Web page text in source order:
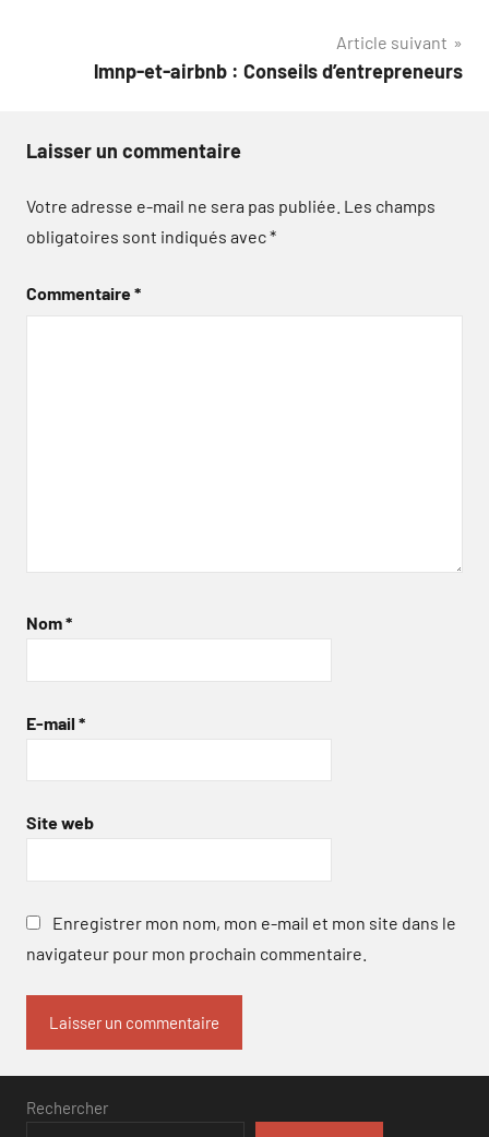
Article suivant
lmnp-et-airbnb : Conseils d’entrepreneurs
Laisser un commentaire
Votre adresse e-mail ne sera pas publiée. Les champs
obligatoires sont indiqués avec*
Commentaire*
Nom*
E-mail *
Site web
Enregistrer mon nom, mon e-mail et mon site dans le
navigateur pour mon prochain commentaire.
Rechercher